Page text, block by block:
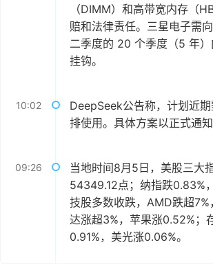
（DIMM）和高带宽内存（
赔和法律责任。三星电子需
二季度的 20 个季度（5 年
挂钩。
10:02
DeepSeek公告称，计划近
排使用。具体方案以正式通知
09:26
当地时间8月5日，美股三大
54349.12点；纳指跌0.83%
技股多数收跌，AMD跌超
达涨超3%，苹果涨0.52%；
0.91%，美光涨0.06%。